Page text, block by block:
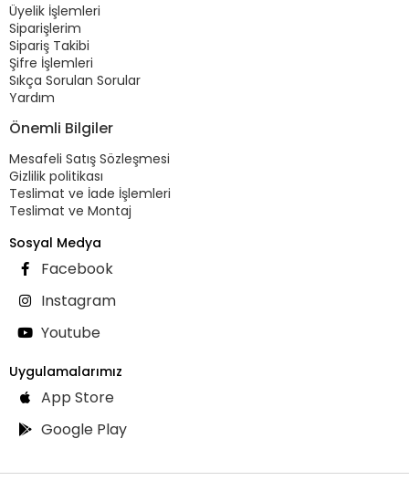
Üyelik İşlemleri
Siparişlerim
Sipariş Takibi
Şifre İşlemleri
Sıkça Sorulan Sorular
Yardım
Önemli Bilgiler
Mesafeli Satış Sözleşmesi
Gizlilik politikası
Teslimat ve İade İşlemleri
Teslimat ve Montaj
Sosyal Medya
Facebook
Instagram
Youtube
Uygulamalarımız
App Store
Google Play